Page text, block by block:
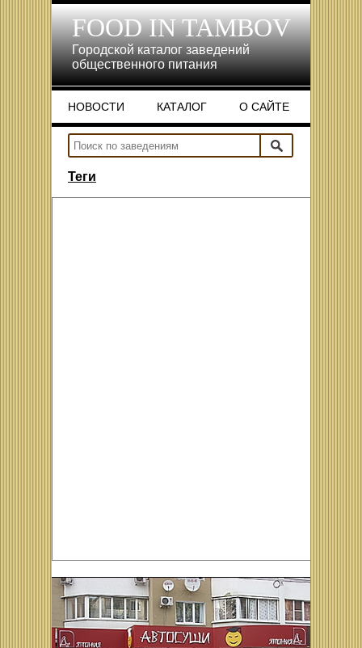
FOOD IN TAMBOV
Городской каталог заведений
общественного питания
НОВОСТИ
НОВОСТИ
КАТАЛОГ
КАТАЛОГ
О САЙТЕ
О САЙТЕ
Теги